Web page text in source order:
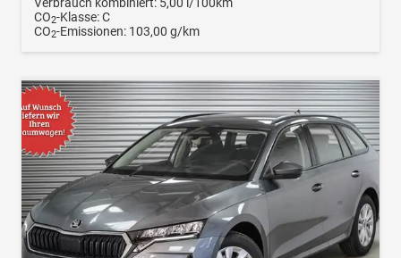
CO2-Klasse:C
CO2-Emissionen: 103,00 g/km